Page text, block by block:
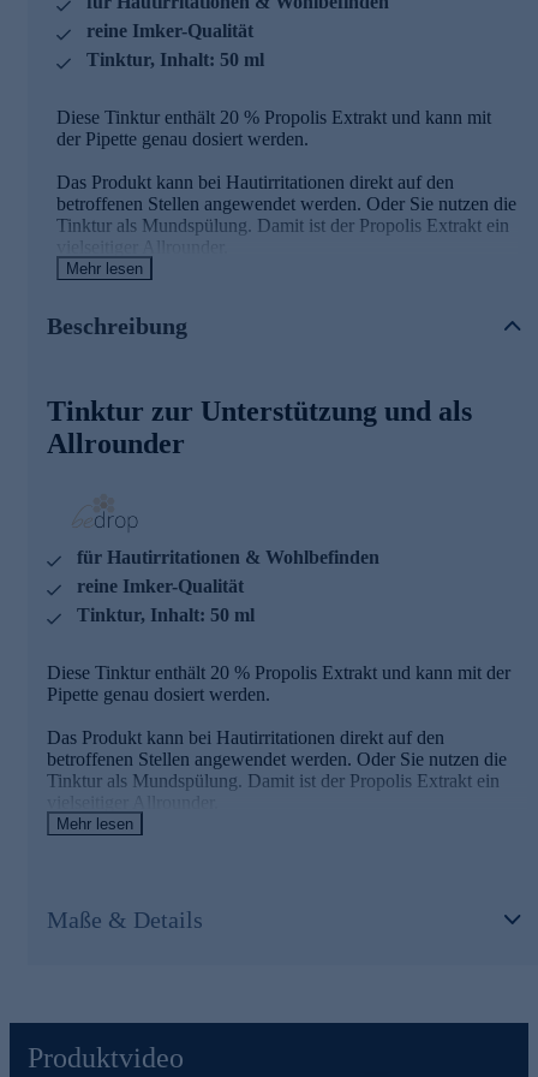
reine Imker-Qualität
Tinktur, Inhalt: 50 ml
Diese Tinktur enthält 20 % Propolis Extrakt und kann mit
der Pipette genau dosiert werden.
Das Produkt kann bei Hautirritationen direkt auf den
betroffenen Stellen angewendet werden. Oder Sie nutzen die
Tinktur als Mundspülung. Damit ist der Propolis Extrakt ein
vielseitiger Allrounder.
Was ist Propolis?
Propolis gilt neben Honig, Blütenpollen und Gelée Royale
als eine der wichtigsten Substanzen der Bienen. Die
überwiegend aus Harz und Wachs bestehende Substanz
feinfühligen Beinen über das Propolis laufen, alle
anderen Insekten würden in der klebrigen Substanz hängen
Eindringlinge, sondern es dient vor allem als Schutz für den
Bienenstock und das Bienenvolk.
Machen Sie sich die positiven Eigenschaften von
Propolis zunutze - bestellen Sie jetzt!
Mehr lesen
Beschreibung
Tinktur zur Unterstützung und als
Allrounder
für Hautirritationen & Wohlbefinden
reine Imker-Qualität
Tinktur, Inhalt: 50 ml
Diese Tinktur enthält 20 % Propolis Extrakt und kann mit der
Pipette genau dosiert werden.
Das Produkt kann bei Hautirritationen direkt auf den
betroffenen Stellen angewendet werden. Oder Sie nutzen die
Tinktur als Mundspülung. Damit ist der Propolis Extrakt ein
vielseitiger Allrounder.
Stockbienen zur Isolierung des Bienenstocks und als eine Art
Fußmatte am Eingang des Bienenstockes.
Mehr lesen
Maße & Details
Produktvideo